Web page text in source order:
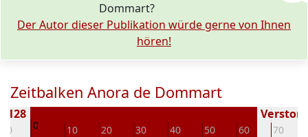
Dommart?
Der Autor dieser Publikation würde gerne von Ihnen
hören!
Zeitbalken Anora de Dommart
0 10 20 30 40 50 60 70